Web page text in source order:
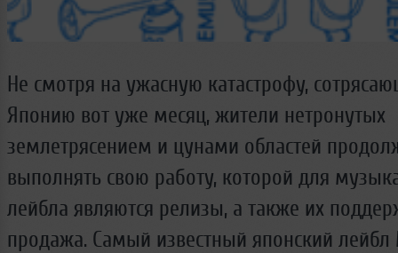
Не смотря на ужасную катастрофу,
Японию вот уже месяц, жители нетронутых
землетрясением и цунами областей
выполнять свою работу, которой для
лейбла являются релизы, а также их
продажа. Самый известный японский лейбл